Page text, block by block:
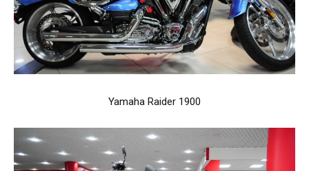
Yamaha Raider 1900